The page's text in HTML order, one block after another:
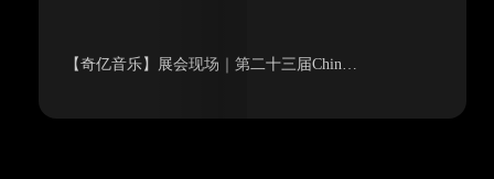
【奇亿音乐】展会现场｜第二十三届Chin…